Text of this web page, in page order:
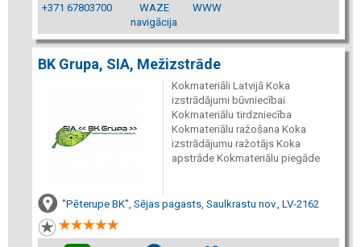
+371 67803700
WAZE
navigācija
WWW
BK Grupa, SIA, Mežizstrāde
Kokmateriāli Latvijā Koka
izstrādājumi būvniecībai
Kokmateriālu tirdzniecība
Kokmateriālu ražošana Koka
izstrādājumu ražotājs Koka
apstrāde Kokmateriālu piegāde
"Pēterupe BK", Sējas pagasts, Saulkrastu nov., LV-2162